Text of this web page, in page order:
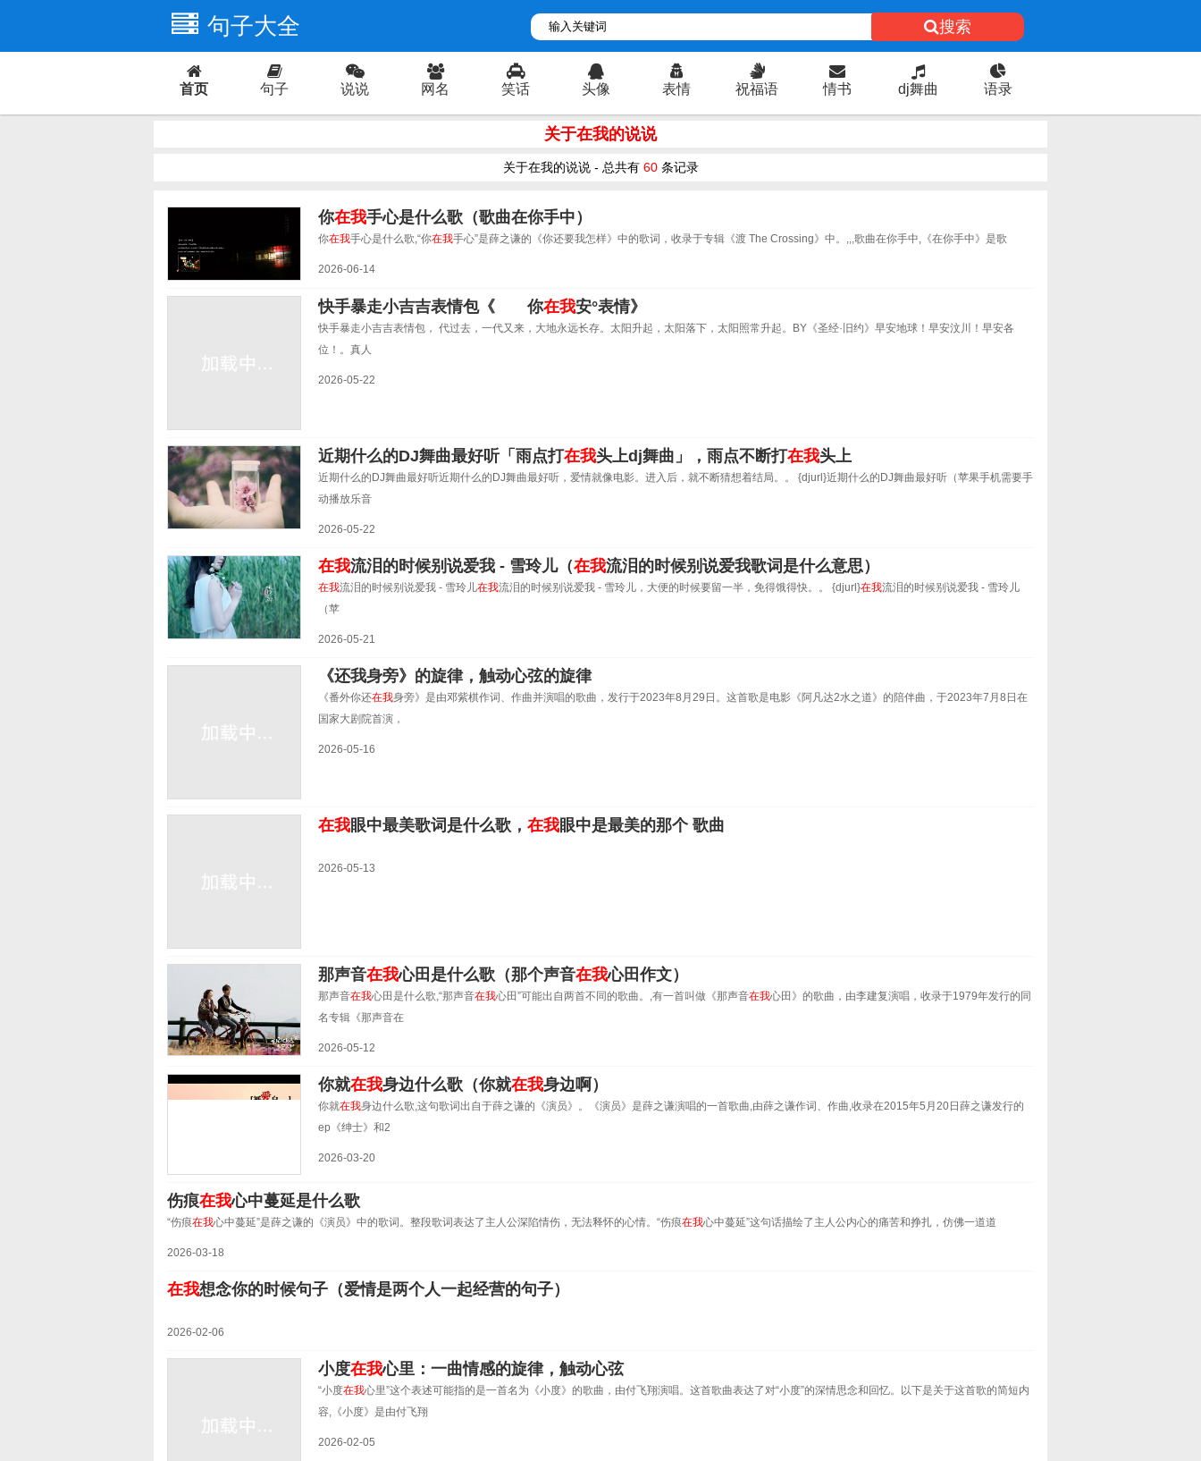
句子大全 搜索
首页 句子 说说 网名 笑话 头像 表情 祝福语 情书 dj舞曲 语录
关于在我的说说
关于在我的说说 - 总共有 60条记录
你在我手心是什么歌（歌曲在你手中）
你在我手心是什么歌,“你在我手心”是薛之谦的《你还要我怎样》中的歌词，收录于专辑《渡 The Crossing》中。,,,歌曲在你手中,《在你手中》是歌
2026-06-14
快手暴走小吉吉表情包《 你在我安°表情》
快手暴走小吉吉表情包， 代过去，一代又来，大地永远长存。太阳升起，太阳落下，太阳照常升起。BY《圣经·旧约》早安地球！早安汶川！早安各
位！。真人
2026-05-22
近期什么的DJ舞曲最好听「雨点打在我头上dj舞曲」，雨点不断打在我头上
近期什么的DJ舞曲最好听近期什么的DJ舞曲最好听，爱情就像电影。进入后，就不断猜想着结局。。 {djurl}近期什么的DJ舞曲最好听（苹果手机需要手
动播放乐音
2026-05-22
在我流泪的时候别说爱我 - 雪玲儿（在我流泪的时候别说爱我歌词是什么意思）
在我流泪的时候别说爱我 - 雪玲儿在我流泪的时候别说爱我 - 雪玲儿，大便的时候要留一半，免得饿得快。。 {djurl}在我流泪的时候别说爱我 - 雪玲儿
（苹
2026-05-21
《还我身旁》的旋律，触动心弦的旋律
《番外你还在我身旁》是由邓紫棋作词、作曲并演唱的歌曲，发行于2023年8月29日。这首歌是电影《阿凡达2水之道》的陪伴曲，于2023年7月8日在
国家大剧院首演，
2026-05-16
在我眼中最美歌词是什么歌，在我眼中是最美的那个 歌曲
2026-05-13
那声音在我心田是什么歌（那个声音在我心田作文）
那声音在我心田是什么歌,“那声音在我心田”可能出自两首不同的歌曲。,有一首叫做《那声音在我心田》的歌曲，由李建复演唱，收录于1979年发行的同
名专辑《那声音在
2026-05-12
你就在我身边什么歌（你就在我身边啊）
你就在我身边什么歌,这句歌词出自于薛之谦的《演员》。《演员》是薛之谦演唱的一首歌曲,由薛之谦作词、作曲,收录在2015年5月20日薛之谦发行的
ep《绅士》和2
2026-03-20
伤痕在我心中蔓延是什么歌
“伤痕在我心中蔓延”是薛之谦的《演员》中的歌词。整段歌词表达了主人公深陷情伤，无法释怀的心情。“伤痕在我心中蔓延”这句话描绘了主人公内心的痛苦和挣扎，仿佛一道道
2026-03-18
在我想念你的时候句子（爱情是两个人一起经营的句子）
2026-02-06
小度在我心里：一曲情感的旋律，触动心弦
“小度在我心里”这个表述可能指的是一首名为《小度》的歌曲，由付飞翔演唱。这首歌曲表达了对“小度”的深情思念和回忆。以下是关于这首歌的简短内
容,《小度》是由付飞翔
2026-02-05